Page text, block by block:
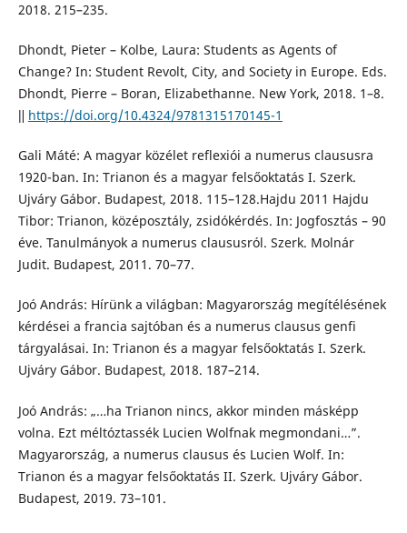
2018. 215–235.
Dhondt, Pieter – Kolbe, Laura: Students as Agents of
Change? In: Student Revolt, City, and Society in Europe. Eds.
Dhondt, Pierre – Boran, Elizabethanne. New York, 2018. 1–8.
ǁ https://doi.org/10.4324/9781315170145-1
Gali Máté: A magyar közélet reflexiói a numerus claususra
1920-ban. In: Trianon és a magyar felsőoktatás I. Szerk.
Ujváry Gábor. Budapest, 2018. 115–128.Hajdu 2011 Hajdu
Tibor: Trianon, középosztály, zsidókérdés. In: Jogfosztás – 90
éve. Tanulmányok a numerus claususról. Szerk. Molnár
Judit. Budapest, 2011. 70–77.
Joó András: Hírünk a világban: Magyarország megítélésének
kérdései a francia sajtóban és a numerus clausus genfi
tárgyalásai. In: Trianon és a magyar felsőoktatás I. Szerk.
Ujváry Gábor. Budapest, 2018. 187–214.
Joó András: „…ha Trianon nincs, akkor minden másképp
volna. Ezt méltóztassék Lucien Wolfnak megmondani…”.
Magyarország, a numerus clausus és Lucien Wolf. In:
Trianon és a magyar felsőoktatás II. Szerk. Ujváry Gábor.
Budapest, 2019. 73–101.